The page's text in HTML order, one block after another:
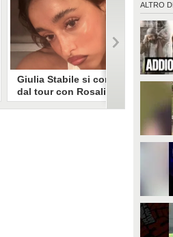
ALTRO DI
Giulia Stabile si confessa
dal tour con Rosalia: "Non
sono stata bene, costretta
ballo di Rosalia, Giulia Stabile si è
altri. A volte è già dentro di noi".